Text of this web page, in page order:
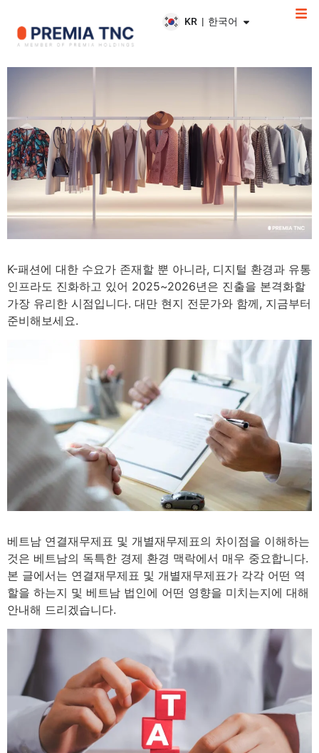
KR | 한국어
K-패션에 대한 수요가 존재할 뿐 아니라, 디지털 환경과 유통
인프라도 진화하고 있어 2025~2026년은 진출을 본격화할
가장 유리한 시점입니다. 대만 현지 전문가와 함께, 지금부터
준비해보세요.
베트남 연결재무제표 및 개별재무제표의 차이점을 이해하는
것은 베트남의 독특한 경제 환경 맥락에서 매우 중요합니다.
본 글에서는 연결재무제표 및 개별재무제표가 각각 어떤 역
할을 하는지 및 베트남 법인에 어떤 영향을 미치는지에 대해
안내해 드리겠습니다.